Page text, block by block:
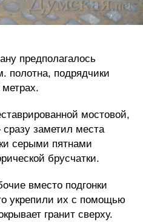
предполагалось
полотна, подрядчики
мостовой,
сразу заметил места
серыми пятнами
брусчатки.
вместо подгонки
укрепили их с помощью
гранит сверху.